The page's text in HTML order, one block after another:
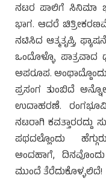
ನಟರ ಪಾಲಿಗೆ ಸಿನಿಮಾ
ಭಾಗ. ಆದರೆ
ನಟಿಸಿದ ಆತ್ಮತೃಪ್ತಿ,
ಒಂದೊಳ್ಳೊ
ಅಪರೂಪ.
ಪ್ರಸಂಗ ತುಂಬಿದೆ
ಉದಾಹರಣೆ.
ನಟರಾಗಿ
ಪಥದಲ್ಲೊಂದು
ಅಂದಹಾಗೆ,
ಮುಂದೆ ತೆರೆದುಕೊಳ್ಳಲಿದೆ!